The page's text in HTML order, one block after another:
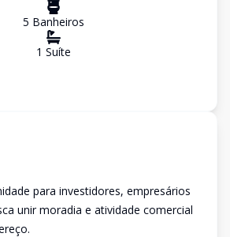
5 Banheiros
1 Suíte
para investidores, empresários
unir moradia e atividade comercial